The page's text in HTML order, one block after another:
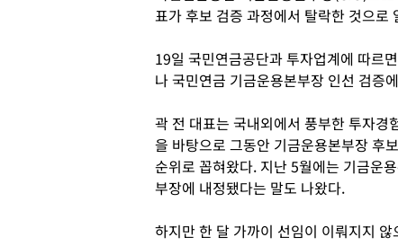
표가 후보 검증 과정에서 탈락한 것으로
19일 국민연금공단과 투자업계에 따르
나 국민연금 기금운용본부장 인선 검증
곽 전 대표는 국내외에서 풍부한 투자경
을 바탕으로 그동안 기금운용본부장 후
순위로 꼽혀왔다. 지난 5월에는 기금운
부장에 내정됐다는 말도 나왔다.
하지만 한 달 가까이 선임이 이뤄지지 않